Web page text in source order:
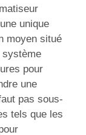
unique
moyen situé
système
pour
une
pas sous-
tels que les